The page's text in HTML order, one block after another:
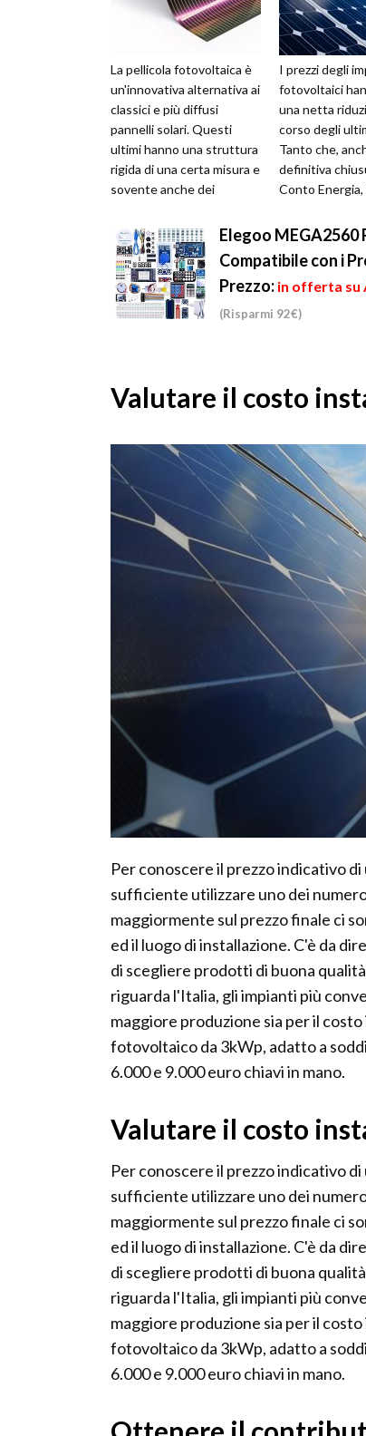
La pellicola fotovoltaica è
un'innovativa alternativa ai
classici e più diffusi
pannelli solari. Questi
ultimi hanno una struttura
rigida di una certa misura e
sovente anche dei
I prezzi degli
fotovoltaici
una netta
corso degli
Tanto che,
definitiva
Conto
...
Elegoo
Compatibile con i
Prezzo: in offerta su
(Risparmi 92€)
Valutare il costo
Per conoscere il prezzo indicativo
sufficiente utilizzare uno dei
maggiormente sul prezzo finale ci
ed il luogo di installazione. C'è da
di scegliere prodotti di buona
riguarda l'Italia, gli impianti più
maggiore produzione sia per il
fotovoltaico da 3kWp, adatto a
6.000 e 9.000 euro chiavi in mano.
Valutare il costo
Per conoscere il prezzo indicativo
sufficiente utilizzare uno dei
maggiormente sul prezzo finale ci
ed il luogo di installazione. C'è da
di scegliere prodotti di buona
riguarda l'Italia, gli impianti più
maggiore produzione sia per il
fotovoltaico da 3kWp, adatto a
6.000 e 9.000 euro chiavi in mano.